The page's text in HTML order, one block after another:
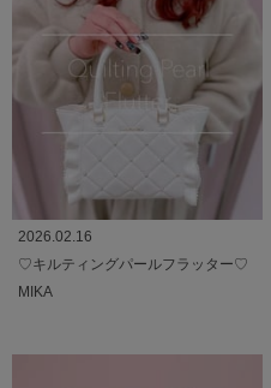
2026.02.16
♡キルティングパールフラッター♡
MIKA